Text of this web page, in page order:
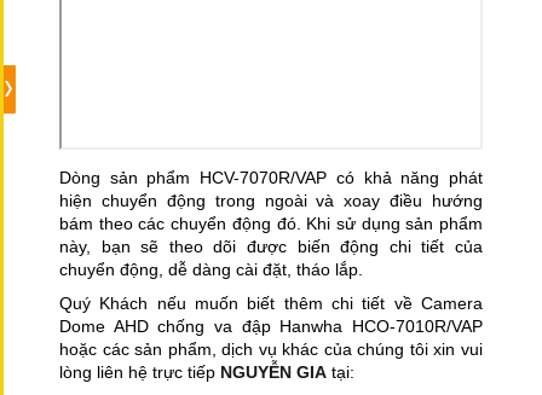
Dòng sản phẩm HCV-7070R/VAP có khả năng phát
hiện chuyển động trong ngoài và xoay điều hướng
bám theo các chuyển động đó. Khi sử dụng sản phẩm
này, bạn sẽ theo dõi được biến động chi tiết của
chuyển động, dễ dàng cài đặt, tháo lắp.
Quý Khách nếu muốn biết thêm chi tiết về Camera
Dome AHD chống va đập Hanwha HCO-7010R/VAP
hoặc các sản phẩm, dịch vụ khác của chúng tôi xin vui
lòng liên hệ trực tiếp NGUYỄN GIA tại: